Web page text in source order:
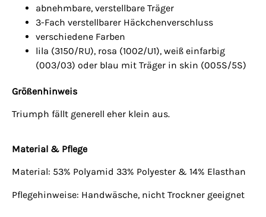
abnehmbare, verstellbare Träger
3-Fach verstellbarer Häckchenverschluss
verschiedene Farben
lila (3150/RU), rosa (1002/U1), weiß einfarbig
(003/03) oder blau mit Träger in skin (005S/5S)
Größenhinweis
Triumph fällt generell eher klein aus.
Material & Pflege
Material: 53% Polyamid 33% Polyester & 14% Elasthan
Pflegehinweise: Handwäsche, nicht Trockner geeignet